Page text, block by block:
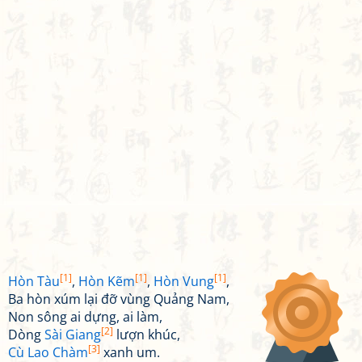
Hòn Tàu[1], Hòn Kẽm[1], Hòn Vung[1],
Ba hòn xúm lại đỡ vùng Quảng Nam,
Non sông ai dựng, ai làm,
DòngSài Giang[2] lượn khúc,
Cù Lao Chàm[3] xanh um.